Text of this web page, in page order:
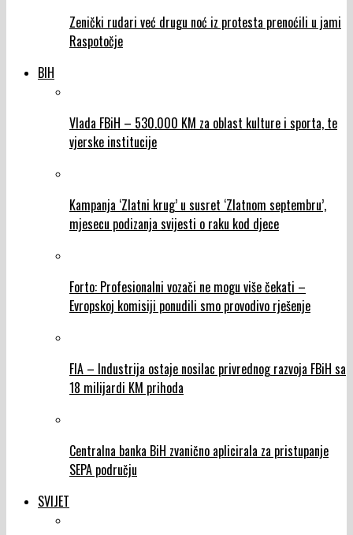
Zenički rudari već drugu noć iz protesta prenoćili u jami
Raspotočje
BIH
Vlada FBiH – 530.000 KM za oblast kulture i sporta, te
vjerske institucije
Kampanja ‘Zlatni krug’ u susret ‘Zlatnom septembru’,
mjesecu podizanja svijesti o raku kod djece
Forto: Profesionalni vozači ne mogu više čekati –
Evropskoj komisiji ponudili smo provodivo rješenje
FIA – Industrija ostaje nosilac privrednog razvoja FBiH sa
18 milijardi KM prihoda
Centralna banka BiH zvanično aplicirala za pristupanje
SEPA području
SVIJET